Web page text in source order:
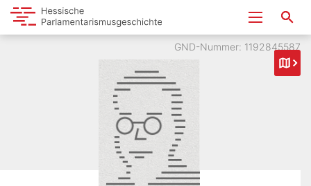
GND-Nummer: 1192845587